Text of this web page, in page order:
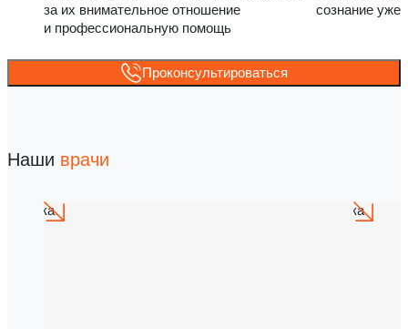
за их внимательное отношение
и профессиональную помощь
сознание уже
Проконсультироваться
Наши врачи